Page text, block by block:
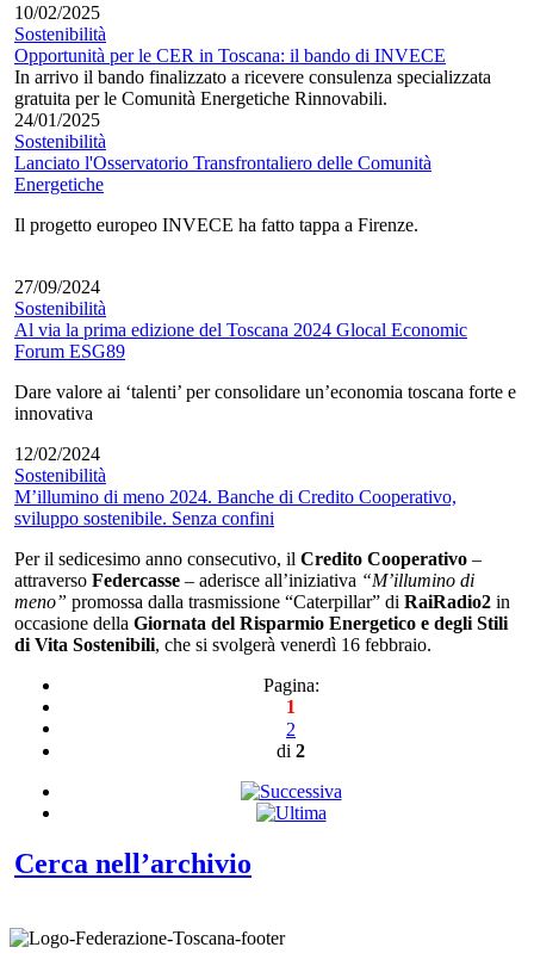
10/02/2025
Sostenibilità
Opportunità per le CER in Toscana: il bando di INVECE
In arrivo il bando finalizzato a ricevere consulenza specializzata
gratuita per le Comunità Energetiche Rinnovabili.
24/01/2025
Sostenibilità
Lanciato l'Osservatorio Transfrontaliero delle Comunità
Energetiche
Il progetto europeo INVECE ha fatto tappa a Firenze.
27/09/2024
Sostenibilità
Al via la prima edizione del Toscana 2024 Glocal Economic
Forum ESG89
Dare valore ai ‘talenti’ per consolidare un’economia toscana forte e
innovativa
12/02/2024
Sostenibilità
M’illumino di meno 2024. Banche di Credito Cooperativo,
sviluppo sostenibile. Senza confini
Per il sedicesimo anno consecutivo, il Credito Cooperativo –
attraverso Federcasse – aderisce all’iniziativa “M’illumino di
meno” promossa dalla trasmissione “Caterpillar” di RaiRadio2 in
occasione della Giornata del Risparmio Energetico e degli Stili
di Vita Sostenibili, che si svolgerà venerdì 16 febbraio.
Pagina:
1
2
di 2
Cerca nell’archivio